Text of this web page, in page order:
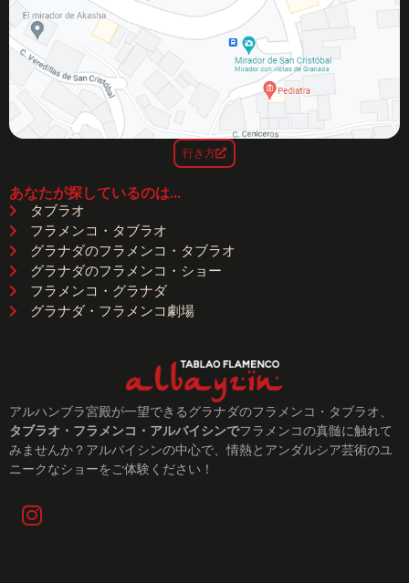
アルハンブラ宮殿が一望できるグラナダのフラメンコ・タブラオ、
タブラオ・フラメンコ・アルバイシンでフラメンコの真髄に触れて
みませんか？アルバイシンの中心で、情熱とアンダルシア芸術のユ
ニークなショーをご体験ください！
あなたが探しているのは...
タブラオ
フラメンコ・タブラオ
グラナダのフラメンコ・タブラオ
グラナダのフラメンコ・ショー
フラメンコ・グラナダ
グラナダ・フラメンコ劇場
行き方